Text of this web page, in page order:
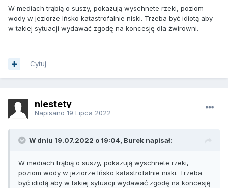
W mediach trąbią o suszy, pokazują wyschnete rzeki, poziom
wody w jeziorze Ińsko katastrofalnie niski. Trzeba być idiotą aby
w takiej sytuacji wydawać zgodę na koncesję dla żwirowni.
Cytuj
niestety
Napisano 19 Lipca 2022
W dniu 19.07.2022 o 19:04, Burek napisał:
W mediach trąbią o suszy, pokazują wyschnete rzeki,
poziom wody w jeziorze Ińsko katastrofalnie niski. Trzeba
być idiotą aby w takiej sytuacji wydawać zgodę na koncesję